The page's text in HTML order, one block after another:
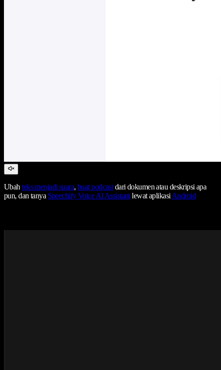
Ubahteks menjadi suara,buat podcastdari dokumen atau deskripsi apa
pun, dan tanya Speechify Voice AI Assistantlewat aplikasiAndroid